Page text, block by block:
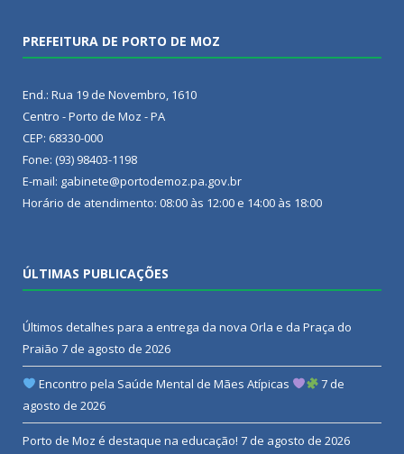
PREFEITURA DE PORTO DE MOZ
End.: Rua 19 de Novembro, 1610
Centro - Porto de Moz - PA
CEP: 68330-000
Fone: (93) 98403-1198
E-mail: gabinete@portodemoz.pa.gov.br
Horário de atendimento: 08:00 às 12:00 e 14:00 às 18:00
ÚLTIMAS PUBLICAÇÕES
Últimos detalhes para a entrega da nova Orla e da Praça do
Praião 7 de agosto de 2026
Encontro pela Saúde Mental de Mães Atípicas
7 de
agosto de 2026
Porto de Moz é destaque na educação! 7 de agosto de 2026